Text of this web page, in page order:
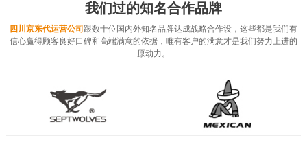
我们过的知名合作品牌
四川京东代运营公司 跟数十位国内外知名品牌达成战略合作设，这些都是我们有
信心赢得顾客良好口碑和高端满意的依据，唯有客户的满意才是我们努力上进的
原动力。